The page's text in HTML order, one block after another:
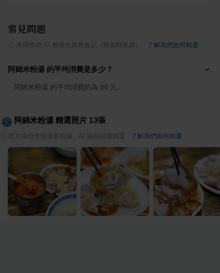
常見問題
本問答由 AI 整理自真實食記（附資料來源） 了解我們如何精選
阿錦米粉湯 的平均消費是多少？
阿錦米粉湯 的平均消費約為 80 元。
阿錦米粉湯 精選照片 13張
照片由合作部落客拍攝，AI 協助篩選精選 了解我們如何精選